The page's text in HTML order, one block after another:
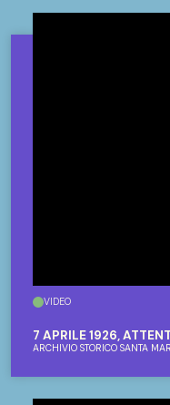
VIDEO
7 APRILE 1926,
ARCHIVIO STORICO SANTA